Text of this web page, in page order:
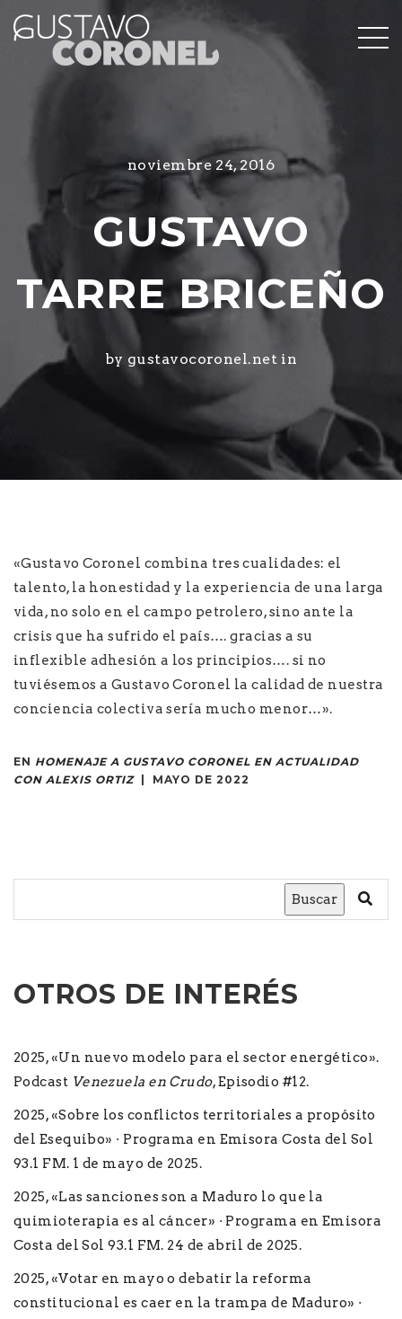
noviembre 24, 2016
GUSTAVO
TARRE BRICEÑO
by gustavocoronel.net in
«Gustavo Coronel combina tres cualidades: el
talento, la honestidad y la experiencia de una larga
vida, no solo en el campo petrolero, sino ante la
crisis que ha sufrido el país…. gracias a su
inflexible adhesión a los principios…. si no
tuviésemos a Gustavo Coronel la calidad de nuestra
conciencia colectiva sería mucho menor…».
EN HOMENAJE A GUSTAVO CORONEL EN ACTUALIDAD
CON ALEXIS ORTIZ| MAYO DE 2022
Buscar
OTROS DE INTERÉS
2025, «Un nuevo modelo para el sector energético».
Podcast Venezuela en Crudo, Episodio #12.
2025, «Sobre los conflictos territoriales a propósito
del Esequibo» · Programa en Emisora Costa del Sol
93.1 FM. 1 de mayo de 2025.
2025, «Las sanciones son a Maduro lo que la
quimioterapia es al cáncer» · Programa en Emisora
Costa del Sol 93.1 FM. 24 de abril de 2025.
2025, «Votar en mayo o debatir la reforma
constitucional es caer en la trampa de Maduro» ·